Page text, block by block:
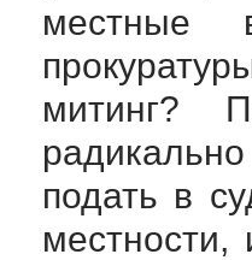
местные
митинг?
подать в
местности,